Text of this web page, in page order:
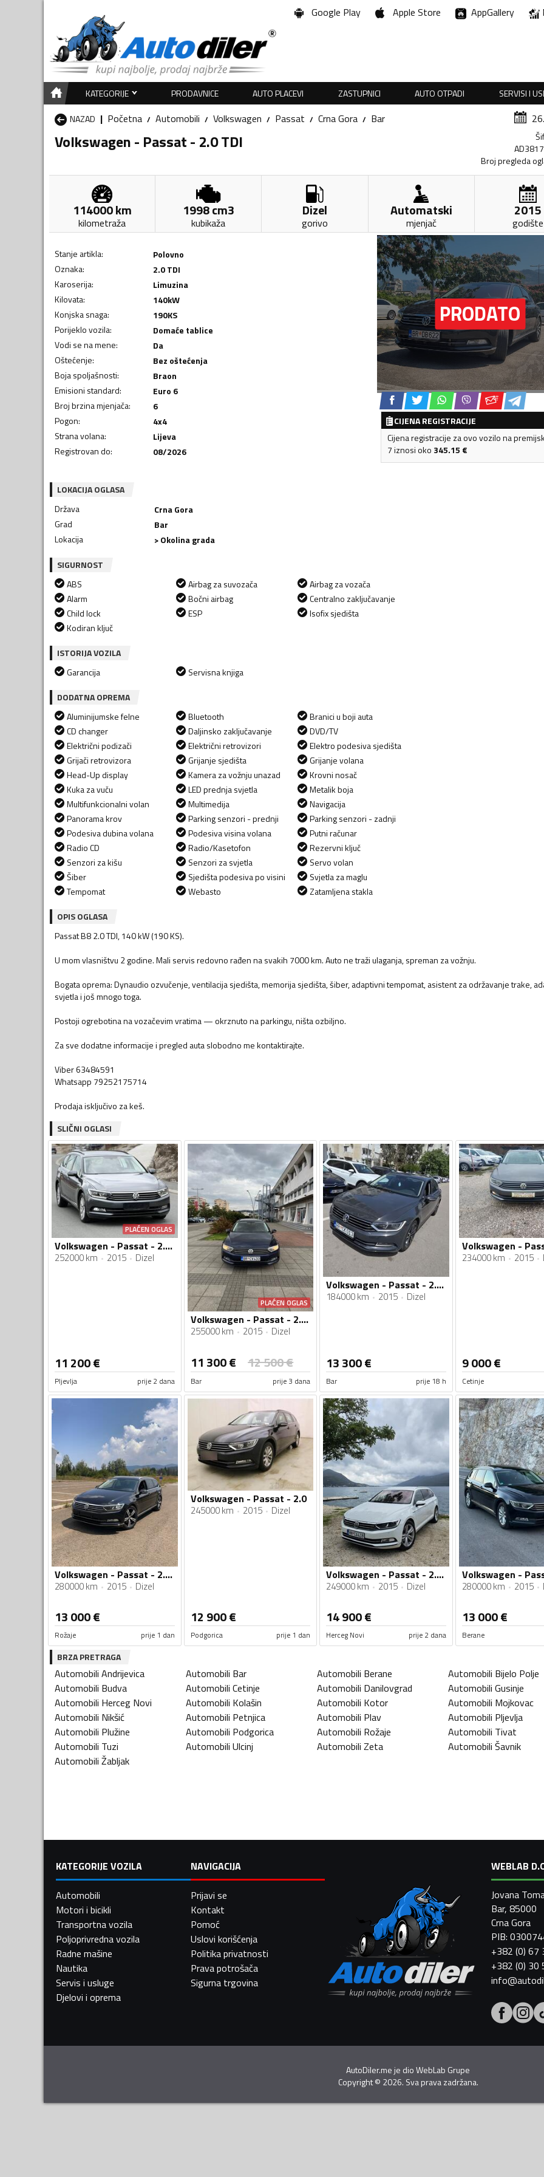
Google Play Apple Store AppGallery
KATEGORIJE PRODAVNICE AUTO PLACEVI ZASTUPNICI AUTO OTPADI SERVISI I
NAZAD
Početna Automobili Volkswagen Passat Crna Gora Bar
Volkswagen - Passat - 2.0 TDI
Broj pregleda
114000km
kilometraža
1998cm3
kubikaža
Dizel
gorivo
Automatski
mjenjač
2015
godište
Stanje artikla:
Polovno
Oznaka:
2.0 TDI
Karoserija:
Limuzina
Kilovata: 140kW
Konjska snaga: 190KS
Porijeklo vozila:
Domaće tablice
Vodi se na mene:
Da
Oštećenje:
Bez oštećenja
Boja spoljašnosti:
Braon
Emisioni standard:
Euro 6
Broj brzina mjenjača:
6
Pogon:
4x4
Strana volana:
Lijeva
Registrovan do: 08/2026
CIJENA REGISTRACIJE
Cijena registracije za ovo vozilo na
7 iznosi oko 345.15 €
LOKACIJA OGLASA
Država
Crna Gora
Grad
Bar
Lokacija
> Okolina grada
SIGURNOST
ABS
Alarm
Child lock
Kodiran ključ
Airbag za suvozača
Bočni airbag
ESP
Airbag za vozača
Centralno zaključavanje
Isofix sjedišta
ISTORIJA VOZILA
Garancija
Servisna knjiga
DODATNA OPREMA
Aluminijumske felne
CD changer
Električni podizači
Grijači retrovizora
Head-Up display
Kuka za vuču
Multifunkcionalni volan
Panorama krov
Podesiva dubina volana
Radio CD
Senzori za kišu
Šiber
Tempomat
Bluetooth
Daljinsko zaključavanje
Električni retrovizori
Grijanje sjedišta
Kamera za vožnju unazad
LED prednja svjetla
Multimedija
Parking senzori - prednji
Podesiva visina volana
Radio/Kasetofon
Senzori za svjetla
Sjedišta podesiva po visini
Webasto
Branici u boji auta
DVD/TV
Elektro podesiva sjedišta
Grijanje volana
Krovni nosač
Metalik boja
Navigacija
Parking senzori - zadnji
Putni računar
Rezervni ključ
Servo volan
Svjetla za maglu
Zatamljena stakla
OPIS OGLASA
Passat B8 2.0 TDI, 140 kW (190 KS).
U mom vlasništvu 2 godine. Mali servis redovno rađen na svakih 7000 km. Auto ne traži ulaganja, spreman za vožnju.
Bogata oprema: Dynaudio ozvučenje, ventilacija sjedišta, memorija sjedišta, šiber, adaptivni tempomat, asistent za održavanje trake,
svjetla i još mnogo toga.
Postoji ogrebotina na vozačevim vratima — okrznuto na parkingu, ništa ozbiljno.
Za sve dodatne informacije i pregled auta slobodno me kontaktirajte.
Viber 63484591
Whatsapp 79252175714
Prodaja isključivo za keš.
SLIČNI OGLASI
PLAĆEN OGLAS
Volkswagen - Passat - 2.0 tdi
252000 km 2015 Dizel
11 200€
Pljevlja prije 2 dana
PLAĆEN OGLAS
Volkswagen - Passat - 2.0 TDI
255000 km 2015 Dizel
11 300€ 12 500€
Bar prije 3 dana
Volkswagen - Passat - 2.0 TDI
184000 km 2015 Dizel
13 300€
Bar prije 18 h
234000 km 2015
9 000€
Cetinje
Volkswagen - Passat - 2.0 140kw
280000 km 2015 Dizel
13 000€
Rožaje prije 1 dan
Volkswagen - Passat - 2.0
245000 km 2015 Dizel
12 900€
Podgorica prije 1 dan
Volkswagen - Passat - 2.0 140kw 4motion
249000 km 2015 Dizel
14 900€
Herceg Novi prije 2 dana
280000 km 2015
13 000€
Berane
BRZA PRETRAGA
Automobili Andrijevica Automobili Bar Automobili Berane Automobili Bijelo Polje
Automobili Budva Automobili Cetinje Automobili Danilovgrad Automobili Gusinje
Automobili Herceg Novi Automobili Kolašin Automobili Kotor Automobili Mojkovac
Automobili Nikšić Automobili Petnjica Automobili Plav Automobili Pljevlja
Automobili Plužine Automobili Podgorica Automobili Rožaje Automobili Tivat
Automobili Tuzi Automobili Ulcinj Automobili Zeta Automobili Šavnik
Automobili Žabljak
KATEGORIJE VOZILA
Automobili
Motori i bicikli
Transportna vozila
Poljoprivredna vozila
Radne mašine
Nautika
Servis i usluge
Djelovi i oprema
NAVIGACIJA
Prijavi se
Kontakt
Pomoć
Uslovi korišćenja
Politika privatnosti
Prava potrošača
Sigurna trgovina
WEBLAB
Jovana
Bar, 85000
Crna Gora
PIB:
+382 (0) 67
+382 (0) 30
AutoDiler.me je dioWebLab Grupe
Copyright© 2026. Sva prava zadržana.